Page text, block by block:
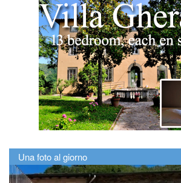
Una foto al giorno